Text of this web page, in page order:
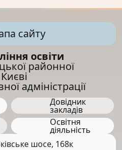
сайту
освіти
районної
адміністрації
Довідник
закладів
Освітня
діяльність
шосе, 168к